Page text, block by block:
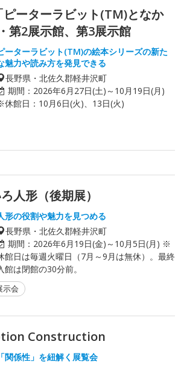
ーターラビット(TM)となか
第2展示館、第3展示館
ーターラビット(TM)の絵本シリーズの新た
魅力や読み方を発見できる
長野県・北佐久郡軽井沢町
期間： 2026年6月27日(土)～10月19日(月)
休館日：10月6日(火)、13日(火)
人形（後期展）
形の役割や魅力を見つめる
長野県・北佐久郡軽井沢町
期間： 2026年6月19日(金)～10月5日(月) ※
館日は毎週火曜日（7月～9月は無休）。最終
館は閉館の30分前。
示会
Construction
「関係性」を紐解く展覧会